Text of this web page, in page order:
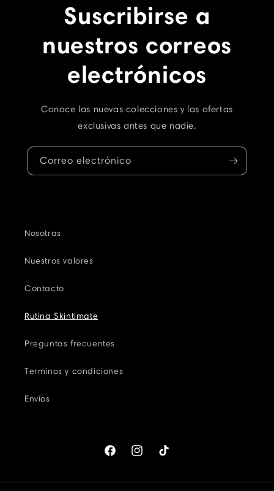
Suscribirse a
nuestros correos
electrónicos
Conoce las nuevas colecciones y las ofertas
exclusivas antes que nadie.
Correo electrónico
Nosotras
Nuestros valores
Contacto
Rutina Skintimate
Preguntas frecuentes
Terminos y condiciones
Envíos
FacebookInstagramTikTok